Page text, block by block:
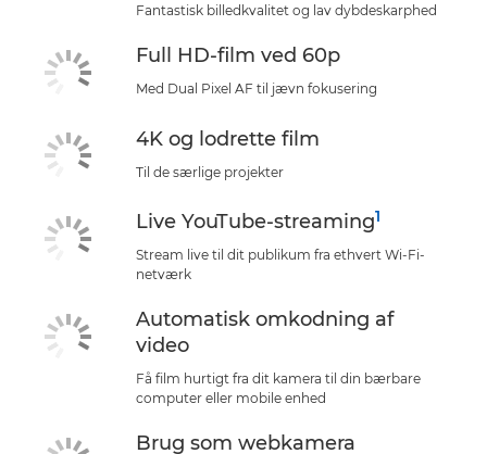
Fantastisk billedkvalitet og lav dybdeskarphed
Full HD-film ved 60p
Med Dual Pixel AF til jævn fokusering
4K og lodrette film
Til de særlige projekter
Live YouTube-streaming1
Stream live til dit publikum fra ethvert Wi-Fi-
netværk
Automatisk omkodning af
video
Få film hurtigt fra dit kamera til din bærbare
computer eller mobile enhed
Brug som webkamera